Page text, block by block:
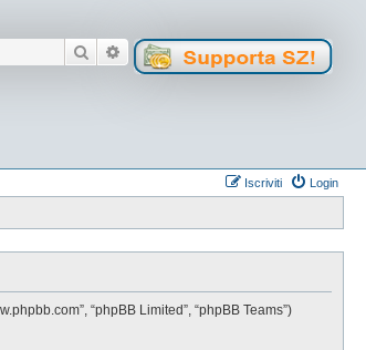
Cerca Ricerca avanzata
Login
Iscriviti
“phpBB Limited”, “phpBB Teams”)